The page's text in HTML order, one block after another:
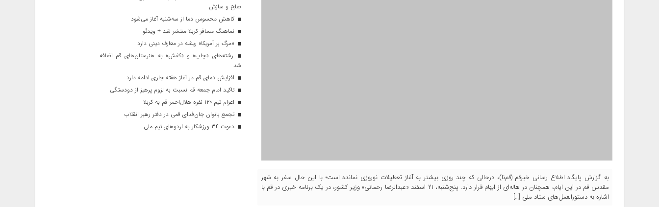
به گزارش پایگاه اطلاع رسانی خبرقم (قم‌نا)، درحالی که چند روزی بیشتر به آغاز تعطیلات نوروزی نمانده است؛ با این حال سفر به شهر
مقدس قم در این ایام، همچنان در هاله‌ای از ابهام قرار دارد. پنج‌شنبه، ۲۱ اسفند «عبدالرضا رحمانی» وزیر کشور، در یک برنامه خبری در قم با
اشاره به دستورالعمل‌های ستاد ملی […]
صلح و سازش
کاهش محسوس دما از سه‌شنبه آغاز می‌شود
نماهنگ مسافر کربلا منتشر شد + ویدئو
«مرگ بر آمریکا» ریشه در معارف دینی دارد
رشته‌های «چاپ» و «کفش» به هنرستان‌های قم اضافه
شد
افزایش دمای قم در آغاز هفته جاری ادامه دارد
تاکید امام جمعه قم نسبت به لزوم پرهیز از دودستگی
اعزام تیم ۱۲۰ نفره هلال‌احمر قم به کربلا
تجمع بانوان جان‌فدای قمی در دفتر رهبر انقلاب
دعوت ۳۴ ورزشکار به اردوهای تیم ملی